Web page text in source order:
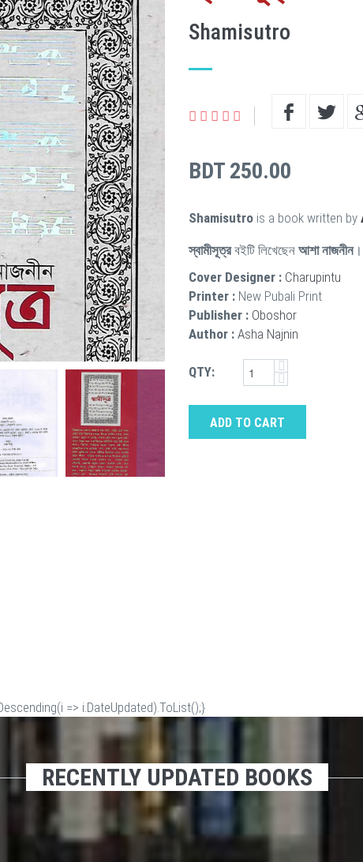
Shamisutro
BDT 250.00
Shamisutro is a book written by
স্বামীসূত্রবইটি লিখেছেন আশা নাজনীন।
Cover Designer : Charupintu
Printer : New Pubali Print
Publisher : Oboshor
Author : Asha Najnin
QTY:
ADD TO CART
=> i.DateUpdated).ToList();}
RECENTLY UPDATED BOOKS